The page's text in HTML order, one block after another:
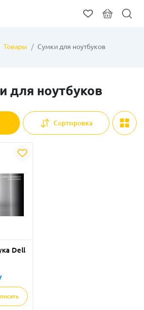
Товары Сумки для ноутбуков
для ноутбуков
Сортировка
Dell